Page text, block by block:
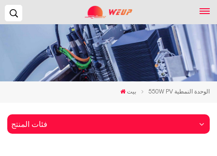
بيت 550W PV الوحدة النمطية
فئات المنتج